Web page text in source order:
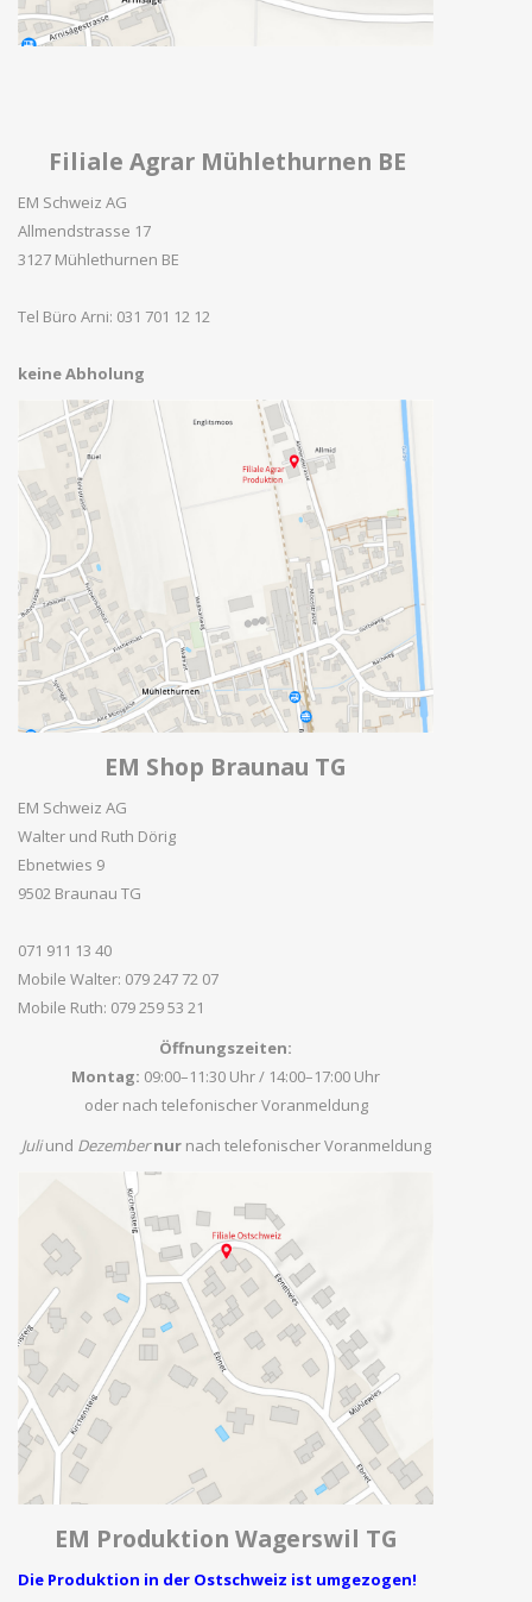
Filiale Agrar Mühlethurnen BE
EM Schweiz AG
Allmendstrasse 17
3127 Mühlethurnen BE
Tel Büro Arni: 031 701 12 12
keine Abholung
EM Shop Braunau TG
EM Schweiz AG
Walter und Ruth Dörig
Ebnetwies 9
9502 Braunau TG
071 911 13 40
Mobile Walter: 079 247 72 07
Mobile Ruth: 079 259 53 21
Öffnungszeiten:
Montag: 09:00–11:30 Uhr / 14:00–17:00 Uhr
oder nach telefonischer Voranmeldung
Juliund Dezembernur nach telefonischer Voranmeldung
EM Produktion Wagerswil TG
Die Produktion in der Ostschweiz ist umgezogen!